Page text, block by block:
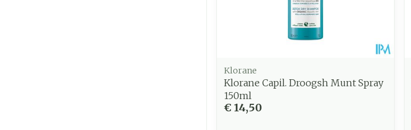
Klorane
Klorane Capil. Droogsh Munt Spray
150ml
€ 14,50